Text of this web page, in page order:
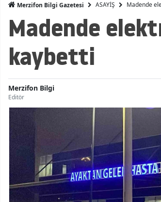
Merzifon Bilgi Gazetesi ASAYİŞ Madende
Madende
kaybetti
Merzifon Bilgi
Editör